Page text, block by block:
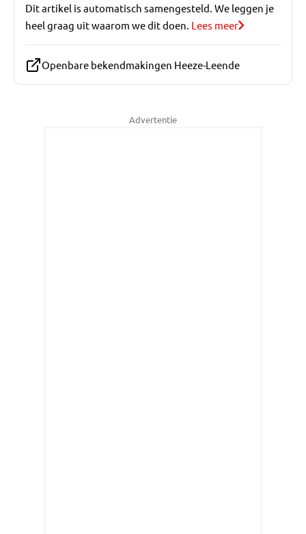
Dit artikel is automatisch samengesteld. We leggen je
heel graag uit waarom we dit doen. Lees meer
Openbare bekendmakingen Heeze-Leende
Advertentie